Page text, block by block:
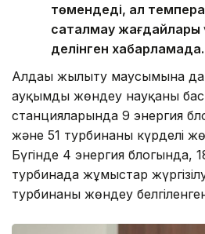
төмендеді, ал
сақталмау жағдайлары
делінген хабарламада.
Алдағы жылыту маусымына
ауқымды жөндеу науқаны
станцияларында 9 энергия
және 51 турбинаны күрделі
Бүгінде 4 энергия блогында,
турбинада жұмыстар
турбинаны жөндеу